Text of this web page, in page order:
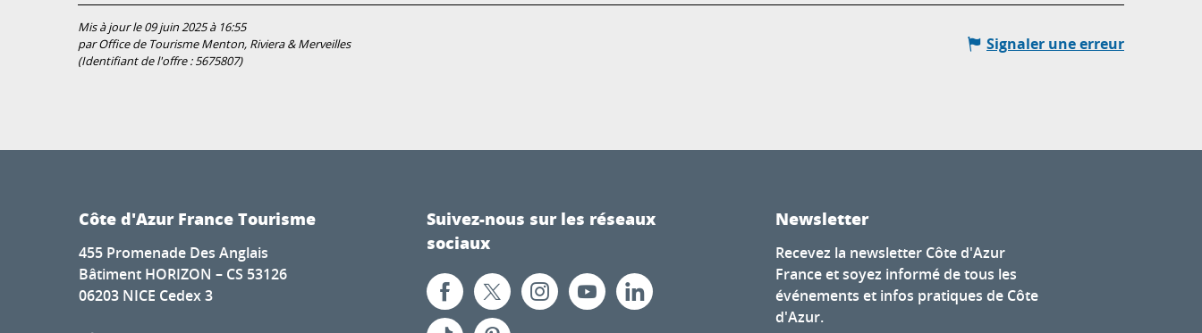
Mis à jour le 09 juin 2025 à 16:55
par Office de Tourisme Menton, Riviera & Merveilles
(Identifiant de l'offre :5675807)
Signaler une erreur
Côte d'Azur France Tourisme
455 Promenade Des Anglais
Bâtiment HORIZON – CS 53126
06203 NICE Cedex 3
Suivez-nous sur les réseaux
sociaux
Newsletter
Recevez la newsletter Côte d'Azur
France et soyez informé de tous les
événements et infos pratiques de Côte
d'Azur.